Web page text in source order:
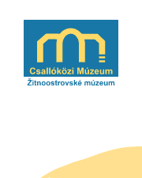
navigation